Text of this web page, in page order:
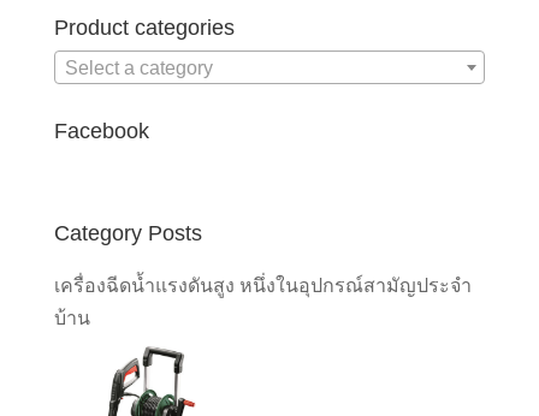
Product categories
Select a category
Facebook
Category Posts
เครื่องฉีดน้ำแรงดันสูง หนึ่งในอุปกรณ์สามัญประจำ
บ้าน